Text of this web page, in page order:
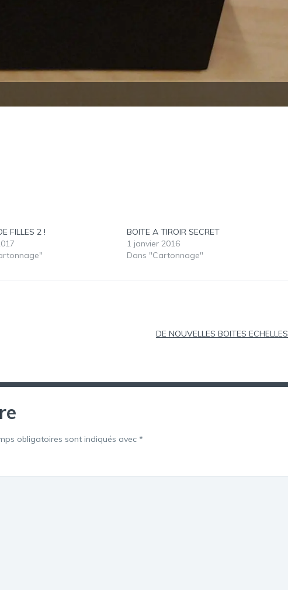
FILLES 2 !
BOITE A TIROIR SECRET
1 janvier 2016
Dans "Cartonnage"
DE NOUVELLES BOITES ECHELLES
obligatoires sont indiqués avec *